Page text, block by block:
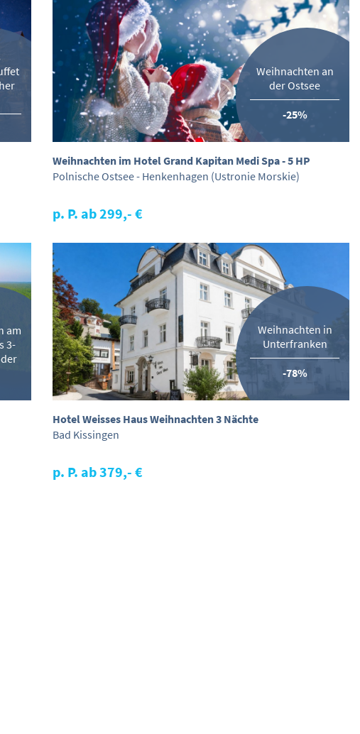
Weihnachten an
der Ostsee
-25%
Weihnachten im Hotel Grand Kapitan Medi Spa - 5 HP
Polnische Ostsee - Henkenhagen (Ustronie Morskie)
p. P. ab 299,- €
am
3-
Weihnachten in
Unterfranken
-78%
Hotel Weisses Haus Weihnachten 3 Nächte
Bad Kissingen
p. P. ab 379,- €